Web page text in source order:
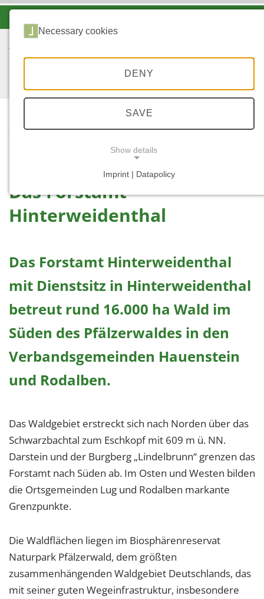
STARTSEITE
...
Das Forstamt
Hinterweidenthal
Das Forstamt Hinterweidenthal
mit Dienstsitz in Hinterweidenthal
betreut rund 16.000 ha Wald im
Süden des Pfälzerwaldes in den
Verbandsgemeinden Hauenstein
und Rodalben.
Das Waldgebiet erstreckt sich nach Norden über das
Schwarzbachtal zum Eschkopf mit 609 m ü. NN.
Darstein und der Burgberg „Lindelbrunn“ grenzen das
Forstamt nach Süden ab. Im Osten und Westen bilden
die Ortsgemeinden Lug und Rodalben markante
Grenzpunkte.
Die Waldflächen liegen im Biosphärenreservat
Naturpark Pfälzerwald, dem größten
zusammenhängenden Waldgebiet Deutschlands, das
mit seiner guten Wegeinfrastruktur, insbesondere
Necessary cookies
DENY
SAVE
Show details
Imprint | Datapolicy